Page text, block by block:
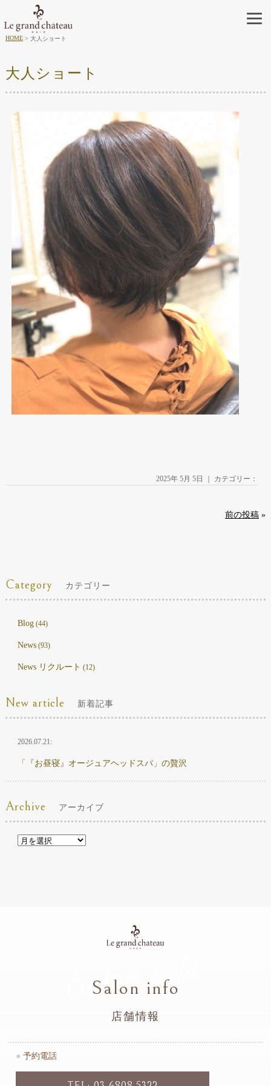
HOME 大人ショート
大人ショート
2025年 5月 5日 ｜ カテゴリー：
前の投稿 »
Category カテゴリー
Blog(44)
News(93)
News リクルート (12)
New article 新着記事
2026.07.21:
「『お昼寝』オージュアヘッドスパ」の贅沢
Archive アーカイブ
Salon info
Salon info
店舗情報
● 予約電話